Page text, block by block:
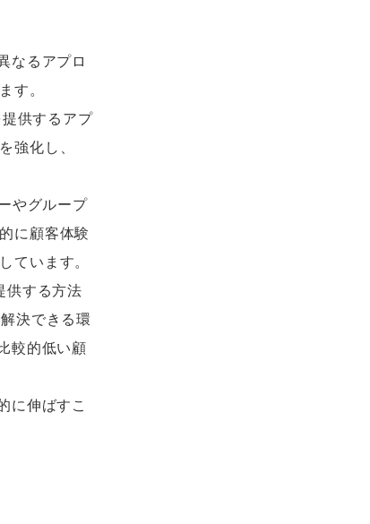
なるアプロ
す。
供するアプ
強化し、
やグループ
に顧客体験
ています。
供する方法
決できる環
較的低い顧
に伸ばすこ